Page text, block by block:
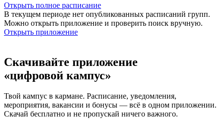
Открыть полное расписание
В текущем периоде нет опубликованных расписаний групп.
Можно открыть приложение и проверить поиск вручную.
Открыть приложение
Скачивайте приложение
«цифровой кампус»
Твой кампус в кармане. Расписание, уведомления,
мероприятия, вакансии и бонусы — всё в одном приложении.
Скачай бесплатно и не пропускай ничего важного.